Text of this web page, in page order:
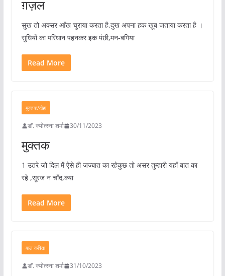
ग़ज़ल
सुख तो अक्सर आँख चुराया करता है,दुख अपना हक खूब जताया करता है ।
सुधियों का परिधान पहनकर इक पंछी,मन-बगिया
Read More
मुक्तक/दोहा
डॉ. ज्योत्स्ना शर्मा 30/11/2023
मुक्तक
1 उतरे जो दिल में ऐसे ही जज्बात का रहेकुछ तो असर तुम्हारी यहाँ बात का
रहे ,सूरज न चाँद,क्या
Read More
बाल कविता
डॉ. ज्योत्स्ना शर्मा 31/10/2023